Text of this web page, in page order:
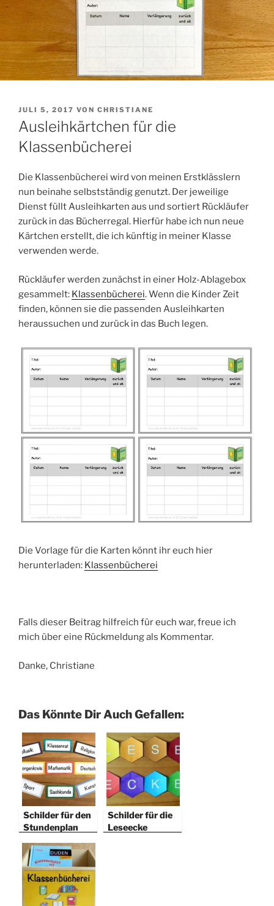
VERÖFFENTLICHT
AM
JULI 5, 2017 VON CHRISTIANE
Ausleihkärtchen für die
Klassenbücherei
Die Klassenbücherei wird von meinen Erstklässlern
nun beinahe selbstständig genutzt. Der jeweilige
Dienst füllt Ausleihkarten aus und sortiert Rückläufer
zurück in das Bücherregal. Hierfür habe ich nun neue
Kärtchen erstellt, die ich künftig in meiner Klasse
verwenden werde.
Rückläufer werden zunächst in einer Holz-Ablagebox
gesammelt: Klassenbücherei. Wenn die Kinder Zeit
finden, können sie die passenden Ausleihkarten
heraussuchen und zurück in das Buch legen.
Die Vorlage für die Karten könnt ihr euch hier
herunterladen: Klassenbücherei
Falls dieser Beitrag hilfreich für euch war, freue ich
mich über eine Rückmeldung als Kommentar.
Danke, Christiane
Das Könnte Dir Auch Gefallen:
Schilder für den
Stundenplan
Schilder für die
Leseecke